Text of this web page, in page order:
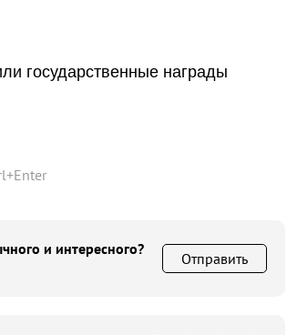
государственные награды
+Enter
и интересного?
Отправить